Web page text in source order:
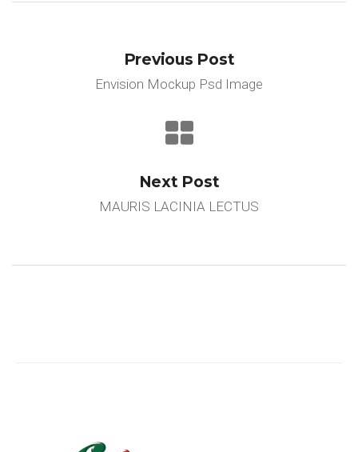
Previous Post
Envision Mockup Psd Image
Next Post
MAURIS LACINIA LECTUS